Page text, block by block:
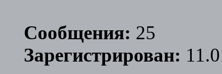
Сообщения: 25
Зарегистрирован: